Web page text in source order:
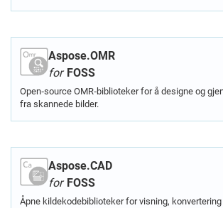
Aspose.OMR
forFOSS
Open‑source OMR‑biblioteker for å designe og
fra skannede bilder.
Aspose.CAD
forFOSS
Åpne kildekodebiblioteker for visning,